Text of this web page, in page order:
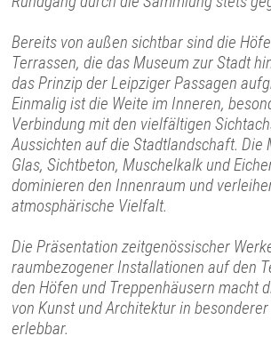
Bereits von außen sichtbar sind die
Terrassen, die das Museum zur Stadt
das Prinzip der Leipziger Passagen
Einmalig ist die Weite im Inneren,
Verbindung mit den vielfältigen
Aussichten auf die Stadtlandschaft. Die
Glas, Sichtbeton, Muschelkalk und
dominieren den Innenraum und
atmosphärische Vielfalt.
Die Präsentation zeitgenössischer
raumbezogener Installationen auf den
den Höfen und Treppenhäusern macht
von Kunst und Architektur in besonderer
erlebbar.